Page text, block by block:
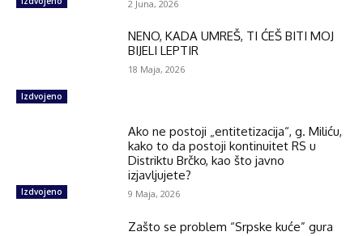
2 Juna, 2026
Izdvojeno
NENO, KADA UMREŠ, TI ĆEŠ BITI MOJ
BIJELI LEPTIR
18 Maja, 2026
Izdvojeno
Ako ne postoji „entitetizacija“, g. Miliću,
kako to da postoji kontinuitet RS u
Distriktu Brčko, kao što javno
izjavljujete?
9 Maja, 2026
Zašto se problem “Srpske kuće” gura